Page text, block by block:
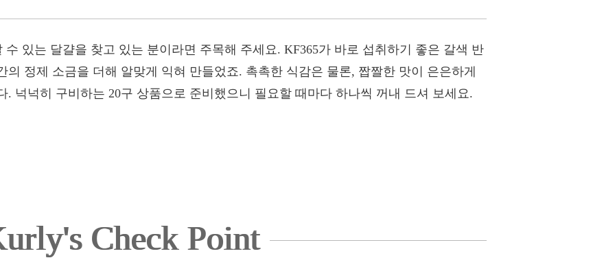
있는 달걀을 찾고 있는 분이라면 주목해 주세요. KF365가 바로 섭취하기 좋은 갈색 반
정제 소금을 더해 알맞게 익혀 만들었죠. 촉촉한 식감은 물론, 짭짤한 맛이 은은하게
. 넉넉히 구비하는 20구 상품으로 준비했으니 필요할 때마다 하나씩 꺼내 드셔 보세요.
Check Point